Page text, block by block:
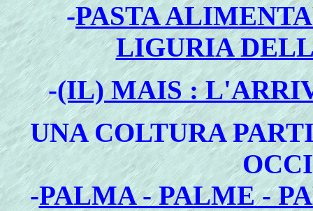
-PASTA
LIGURIA
-(IL) MAIS :
UNA COLTURA
-PALMA - PALME -